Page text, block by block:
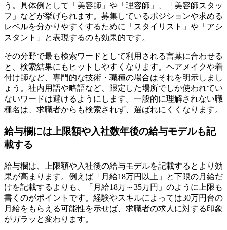
う。具体例として「美容師」や「理容師」、「美容師スタッ
フ」などが挙げられます。募集しているポジションや求める
レベルを分かりやすくするために「スタイリスト」や「アシ
スタント」と表現するのも効果的です。
その分野で最も検索ワードとして利用される言葉に合わせる
と、検索結果にもヒットしやすくなります。ヘアメイクや着
付け師など、専門的な技術・職種の場合はそれを明示しまし
ょう。社内用語や略語など、限定した場所でしか使われてい
ないワードは避けるようにします。一般的に理解されない職
種名は、求職者からも検索されず、選ばれにくくなります。
給与欄には上限額や入社数年後の給与モデルも記
載する
給与欄は、上限額や入社後の給与モデルを記載するとより効
果が高まります。例えば「月給18万円以上」と下限の月給だ
けを記載するよりも、「月給18万～35万円」のように上限も
書くのがポイントです。経験やスキルによっては30万円台の
月給をもらえる可能性を示せば、求職者の求人に対する印象
がガラッと変わります。